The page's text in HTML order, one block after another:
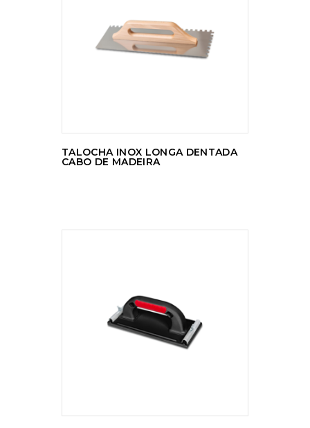
LER MAIS
TALOCHA INOX LONGA DENTADA
CABO DE MADEIRA
LER MAIS